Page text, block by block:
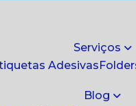
Serviços
Adesivas
Blog